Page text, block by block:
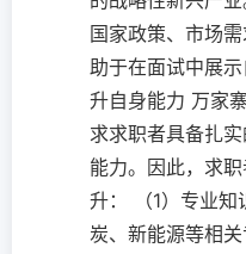
国家政策、市场
助于在面试中展
升自身能力 万家
求求职者具备扎
能力。因此，求
升： （1）专业知
炭、新能源等相